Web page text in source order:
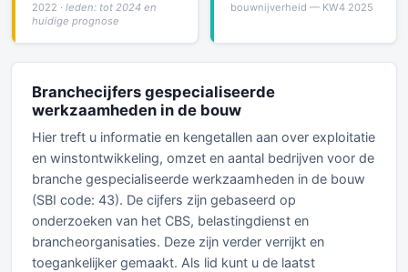
2022 · leden: tot 2024 en
huidige prognose
bouwnijverheid — KW4 2025
Branchecijfers gespecialiseerde
werkzaamheden in de bouw
Hier treft u informatie en kengetallen aan over exploitatie
en winstontwikkeling, omzet en aantal bedrijven voor de
branche gespecialiseerde werkzaamheden in de bouw
(SBI code: 43). De cijfers zijn gebaseerd op
onderzoeken van het CBS, belastingdienst en
brancheorganisaties. Deze zijn verder verrijkt en
toegankelijker gemaakt. Als lid kunt u de laatst